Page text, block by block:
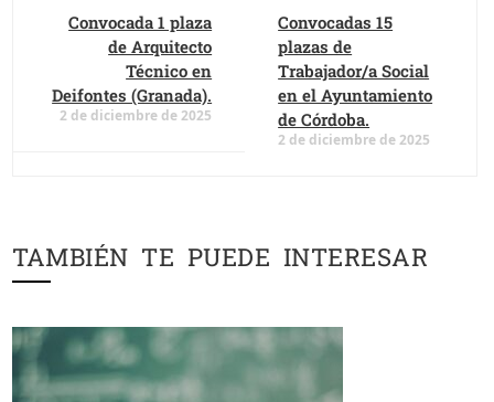
Convocada 1 plaza
de Arquitecto
Técnico en
Deifontes (Granada).
2 de diciembre de 2025
Convocadas 15
plazas de
Trabajador/a Social
en el Ayuntamiento
de Córdoba.
2 de diciembre de 2025
TAMBIÉN TE PUEDE INTERESAR